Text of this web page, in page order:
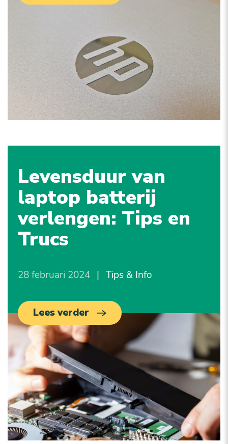
Levensduur van
laptop batterij
verlengen: Tips en
Trucs
28 februari 2024 | Tips & Info
Lees verder